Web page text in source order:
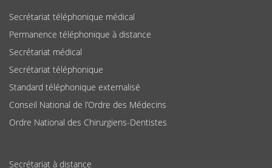
Secrétariat téléphonique médical
Permanence téléphonique à distance
Secrétariat médical
Secrétariat téléphonique
Standard téléphonique externalisé
Conseil National de l’Ordre des Médecins
Ordre National des Chirurgiens-Dentistes
Secrétariat à distance